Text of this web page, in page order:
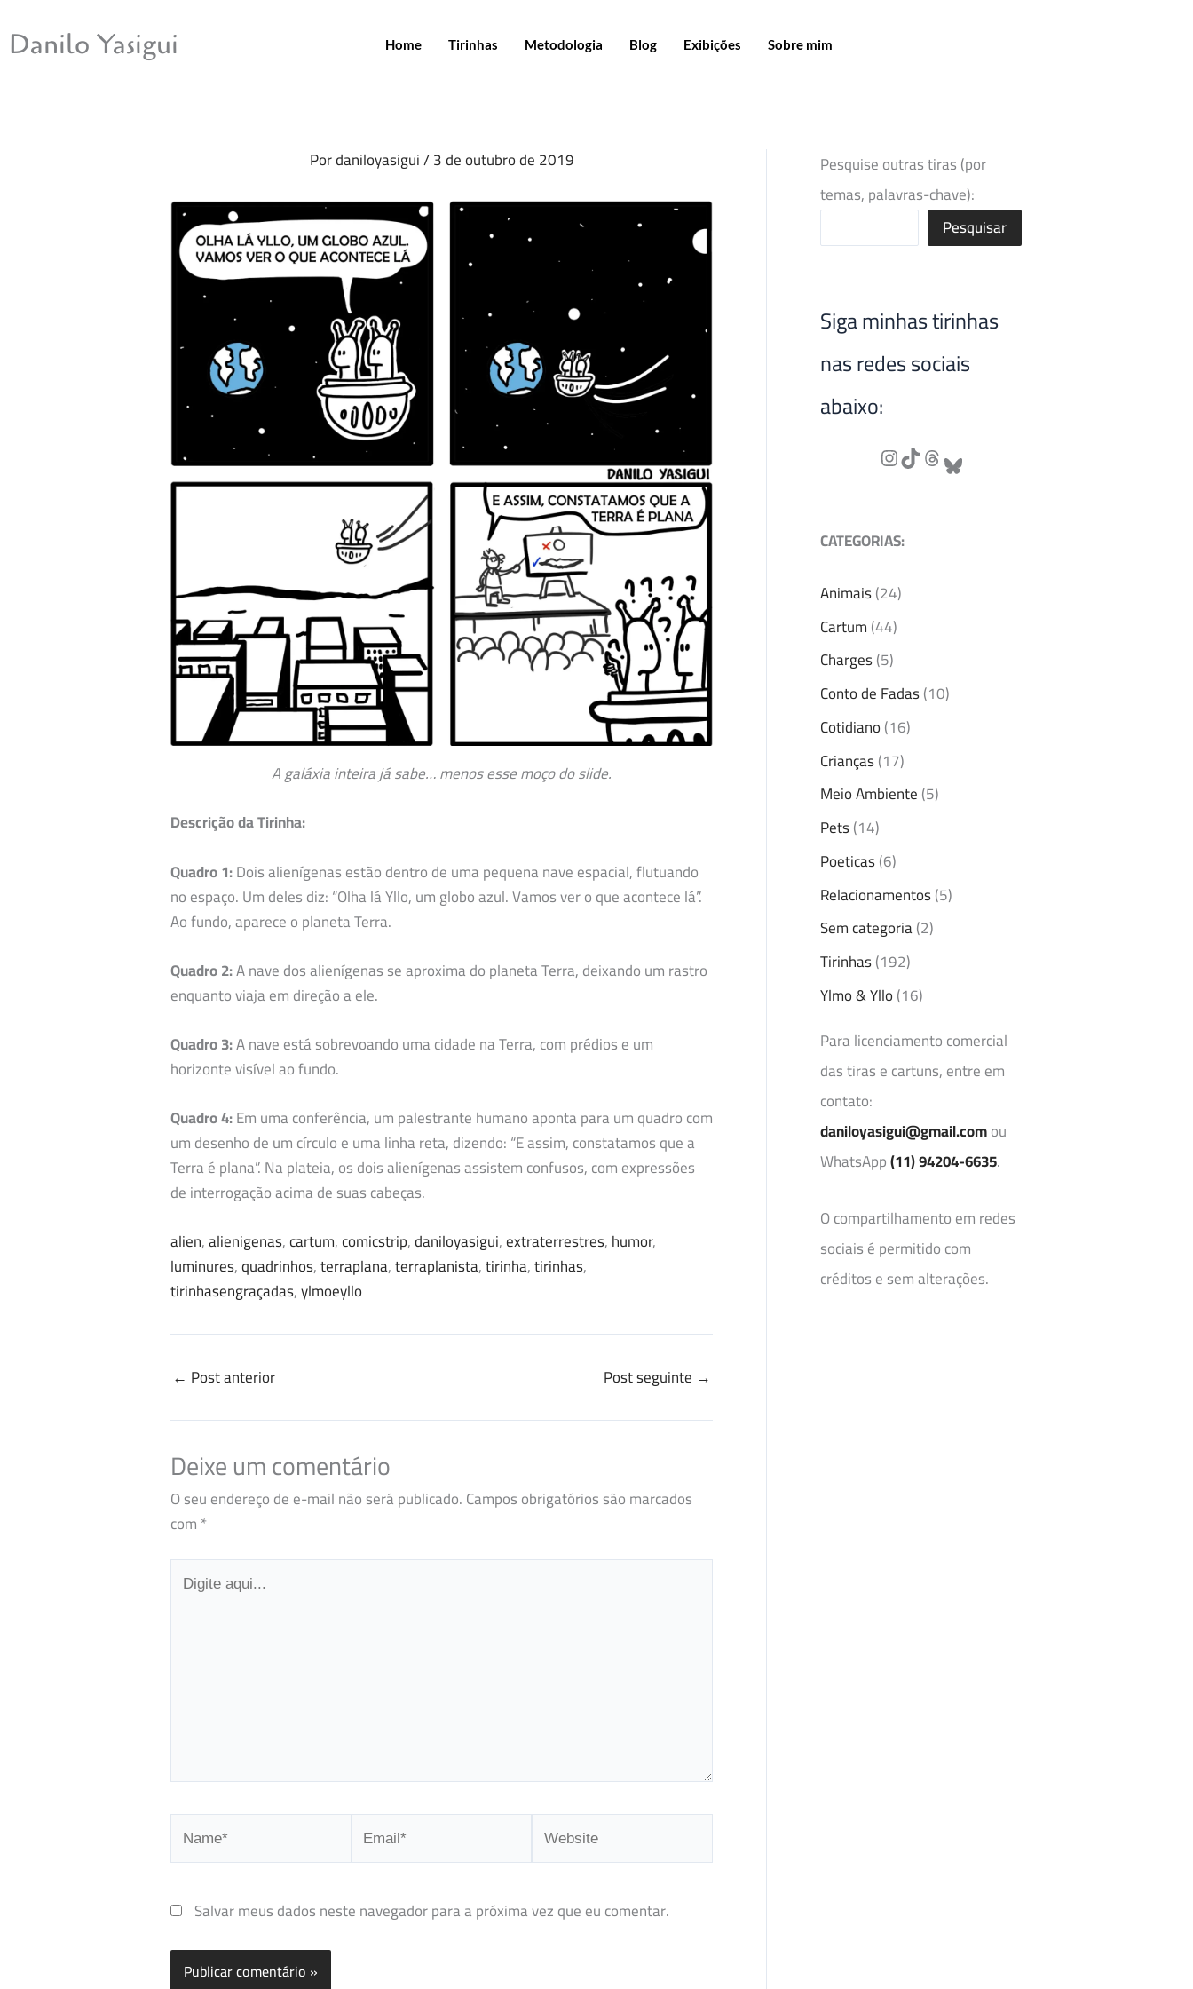
para
Danilo Yasigui Home Tirinhas Metodologia Blog Exibições Sobre mim
Pordaniloyasigui/3 de outubro de 2019
A galáxia inteira já sabe… menos esse moço do slide.
Descrição da Tirinha:
Quadro 1:Dois alienígenas estão dentro de uma pequena nave espacial, flutuando
no espaço. Um deles diz: “Olha lá Yllo, um globo azul. Vamos ver o que acontece lá”.
Ao fundo, aparece o planeta Terra.
Quadro 2:A nave dos alienígenas se aproxima do planeta Terra, deixando um rastro
enquanto viaja em direção a ele.
Quadro 3:A nave está sobrevoando uma cidade na Terra, com prédios e um
horizonte visível ao fundo.
Quadro 4:Em uma conferência, um palestrante humano aponta para um quadro com
um desenho de um círculo e uma linha reta, dizendo: “E assim, constatamos que a
Terra é plana”. Na plateia, os dois alienígenas assistem confusos, com expressões
de interrogação acima de suas cabeças.
alien, alienigenas, cartum, comicstrip, daniloyasigui, extraterrestres, humor
luminures, quadrinhos, terraplana, terraplanista, tirinha, tirinhas
tirinhasengraçadas, ylmoeyllo
← Post anterior Post seguinte →
Deixe um comentário
O seu endereço de e-mail não será publicado.Campos obrigatórios são marcados
com*
Digite
aqui...
Name* Email* Website
Salvar meus dados neste navegador para a próxima vez que eu comentar.
Pesquise outras tiras (por
temas, palavras-chave):
Pesquisar
Siga minhas tirinhas
nas redes sociais
abaixo:
CATEGORIAS:
Animais(24)
Cartum(44)
Charges(5)
Conto de Fadas(10)
Cotidiano(16)
Crianças(17)
Meio Ambiente(5)
Pets(14)
Poeticas(6)
Relacionamentos(5)
Sem categoria(2)
Tirinhas(192)
Ylmo & Yllo(16)
Para licenciamento comercial
das tiras e cartuns, entre em
contato:
daniloyasigui@gmail.comou
WhatsApp(11) 94204-6635.
O compartilhamento em redes
sociais é permitido com
créditos e sem alterações.